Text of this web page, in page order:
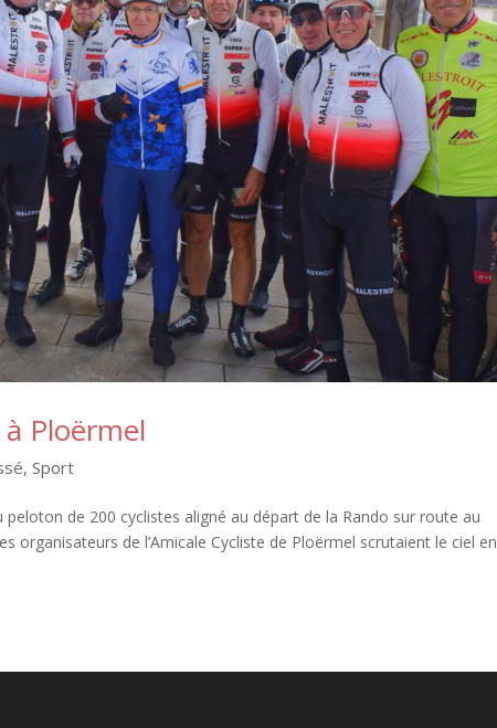
Ploërmel
,Sport
de 200 cyclistes aligné au départ de la Rando sur route au
de l’Amicale Cycliste de Ploërmel scrutaient le ciel en